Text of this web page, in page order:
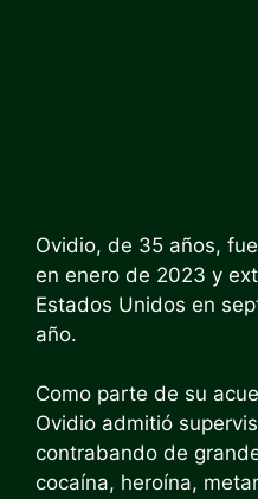
Ovidio, de 35 años,
en enero de 2023 y
Estados Unidos en
año.
Como parte de su
Ovidio admitió
contrabando de
cocaína, heroína,